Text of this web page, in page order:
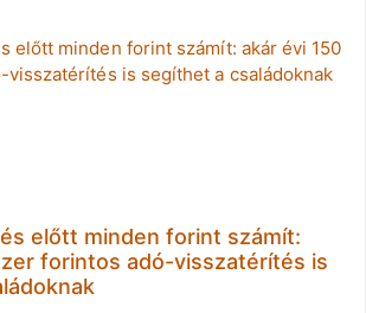
előtt minden forint számít:
forintos adó-visszatérítés is